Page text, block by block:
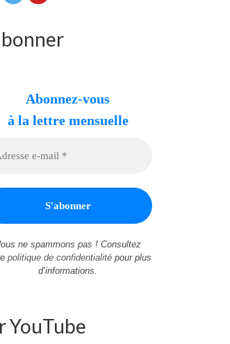
Abonnez-vous
à la lettre mensuelle
ne spammons pas ! Consultez
politique de confidentialitépour plus
d’informations.
YouTube